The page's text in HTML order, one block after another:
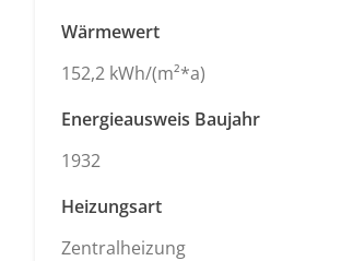
Wärmewert
152,2 kWh/(m²*a)
Energieausweis Baujahr
1932
Heizungsart
Zentralheizung